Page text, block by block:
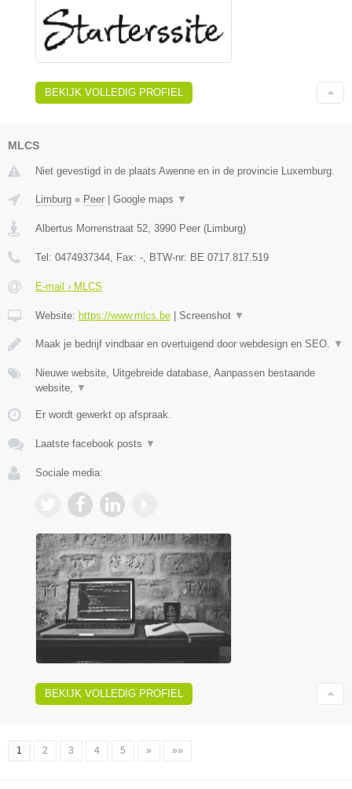
BEKIJK VOLLEDIG PROFIEL
MLCS
Niet gevestigd in de plaats Awenne en in de provincie Luxemburg.
Limburg » Peer Google maps ▼
Albertus Morrenstraat 52, 3990 Peer (Limburg)
Tel: 0474937344, Fax: -, BTW-nr: BE 0717.817.519
E-mail › MLCS
Website: https://www.mlcs.be Screenshot ▼
Maak je bedrijf vindbaar en overtuigend door webdesign en SEO. ▼
Nieuwe website, Uitgebreide database, Aanpassen bestaande
website, ▼
Er wordt gewerkt op afspraak.
Laatste facebook posts ▼
Sociale media:
BEKIJK VOLLEDIG PROFIEL
1 2 3 4 5 » »»